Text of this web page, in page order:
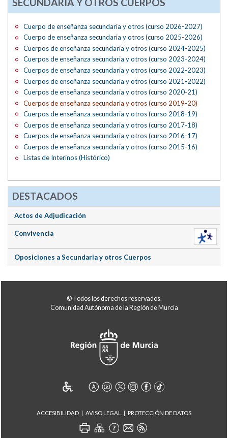
Cuerpo de enseñanza secundaria y otros (curso 2026-2027)
Cuerpo de enseñanza secundaria y otros (curso 2025-2026)
Cuerpos de enseñanza secundaria y otros (curso 2024-2025)
Cuerpos de enseñanza secundaria y otros (curso 2023-2024)
Cuerpos de enseñanza secundaria y otros (curso 2022-2023)
Cuerpos de enseñanza secundaria y otros (curso 2021-2022)
Cuerpos de enseñanza secundaria y otros (curso 2020-21)
Cuerpos de enseñanza secundaria y otros (curso 2019-20)
Cuerpos de enseñanza secundaria y otros (curso 2018-19)
Cuerpos de enseñanza secundaria y otros (curso 2017-18)
Cuerpos de enseñanza secundaria y otros (curso 2016-17)
Cuerpos de enseñanza secundaria y otros (curso 2015-16)
Listas de Interinos (Histórico)
DESTACADOS
Actos de Adjudicación
Convivencia
Oposiciones a Secundaria y otros Cuerpos
© Todos los derechos reservados.
Comunidad Autónoma de la Región de Murcia
ACCESIBILIDAD AVISO LEGAL PROTECCIÓN DE DATOS